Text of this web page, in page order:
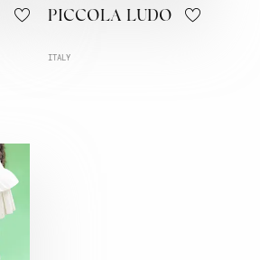
PICCOLA LUDO
ITALY